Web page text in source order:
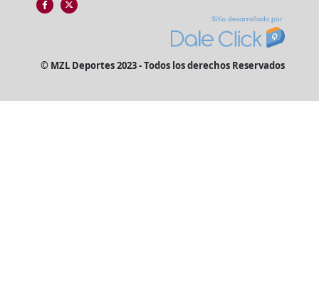
© MZL Deportes 2023 - Todos los derechos Reservados